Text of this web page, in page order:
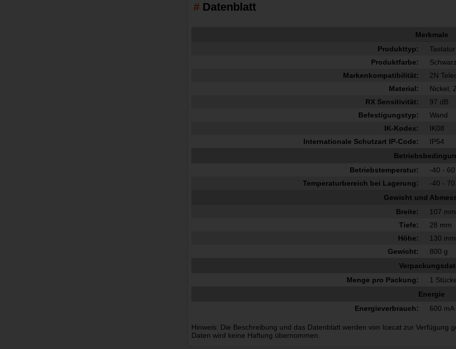
Datenblatt
Merkmale
Produkttyp:
Tastatur
Produktfarbe:
Schwarz
Markenkompatibilität:
2N
Material:
Nickel,
RX Sensitivität:
97 dB
Befestigungstyp:
Wand
IK-Kodex:
IK08
Internationale Schutzart IP-Code:
IP54
Betriebstemperatur:
-40 - 60
Temperaturbereich bei Lagerung:
-40 - 70
Gewicht und
Breite:
107 mm
Tiefe:
28 mm
Höhe:
130 mm
Gewicht:
800 g
Menge pro Packung:
1
Energie
Energieverbrauch:
600 mA
Hinweis: Die Beschreibung und das Datenblatt werden von Icecat zur Verfügung
Daten wird keine Haftung übernommen.